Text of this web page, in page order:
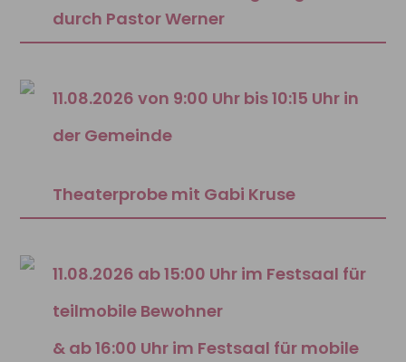
durch Pastor Werner
11.08.2026 von 9:00 Uhr bis 10:15 Uhr in
der Gemeinde
Theaterprobe mit Gabi Kruse
11.08.2026 ab 15:00 Uhr im Festsaal für
teilmobile Bewohner
& ab 16:00 Uhr im Festsaal für mobile